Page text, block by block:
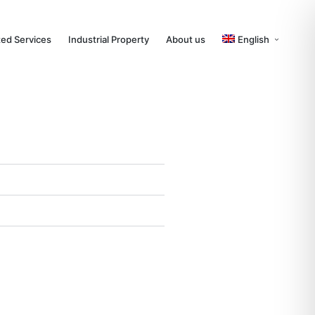
Services Industrial Property About us English